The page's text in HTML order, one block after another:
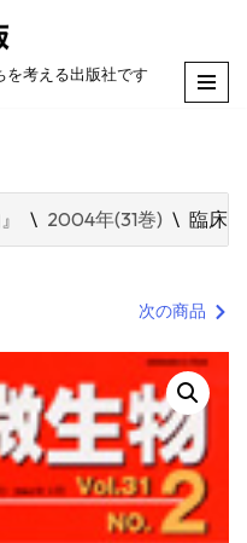
を考える出版社です
\ 2004年(31巻) \ 臨床
次の商品